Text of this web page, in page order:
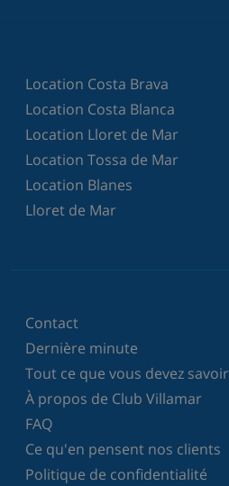
Location Costa Brava
Location Costa Blanca
Location Lloret de Mar
Location Tossa de Mar
Location Blanes
Lloret de Mar
Contact
Dernière minute
Tout ce que vous devez savoir
À propos de Club Villamar
FAQ
Ce qu'en pensent nos clients
Politique de confidentialité